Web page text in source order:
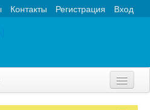
Вход
Регистрация
Контакты